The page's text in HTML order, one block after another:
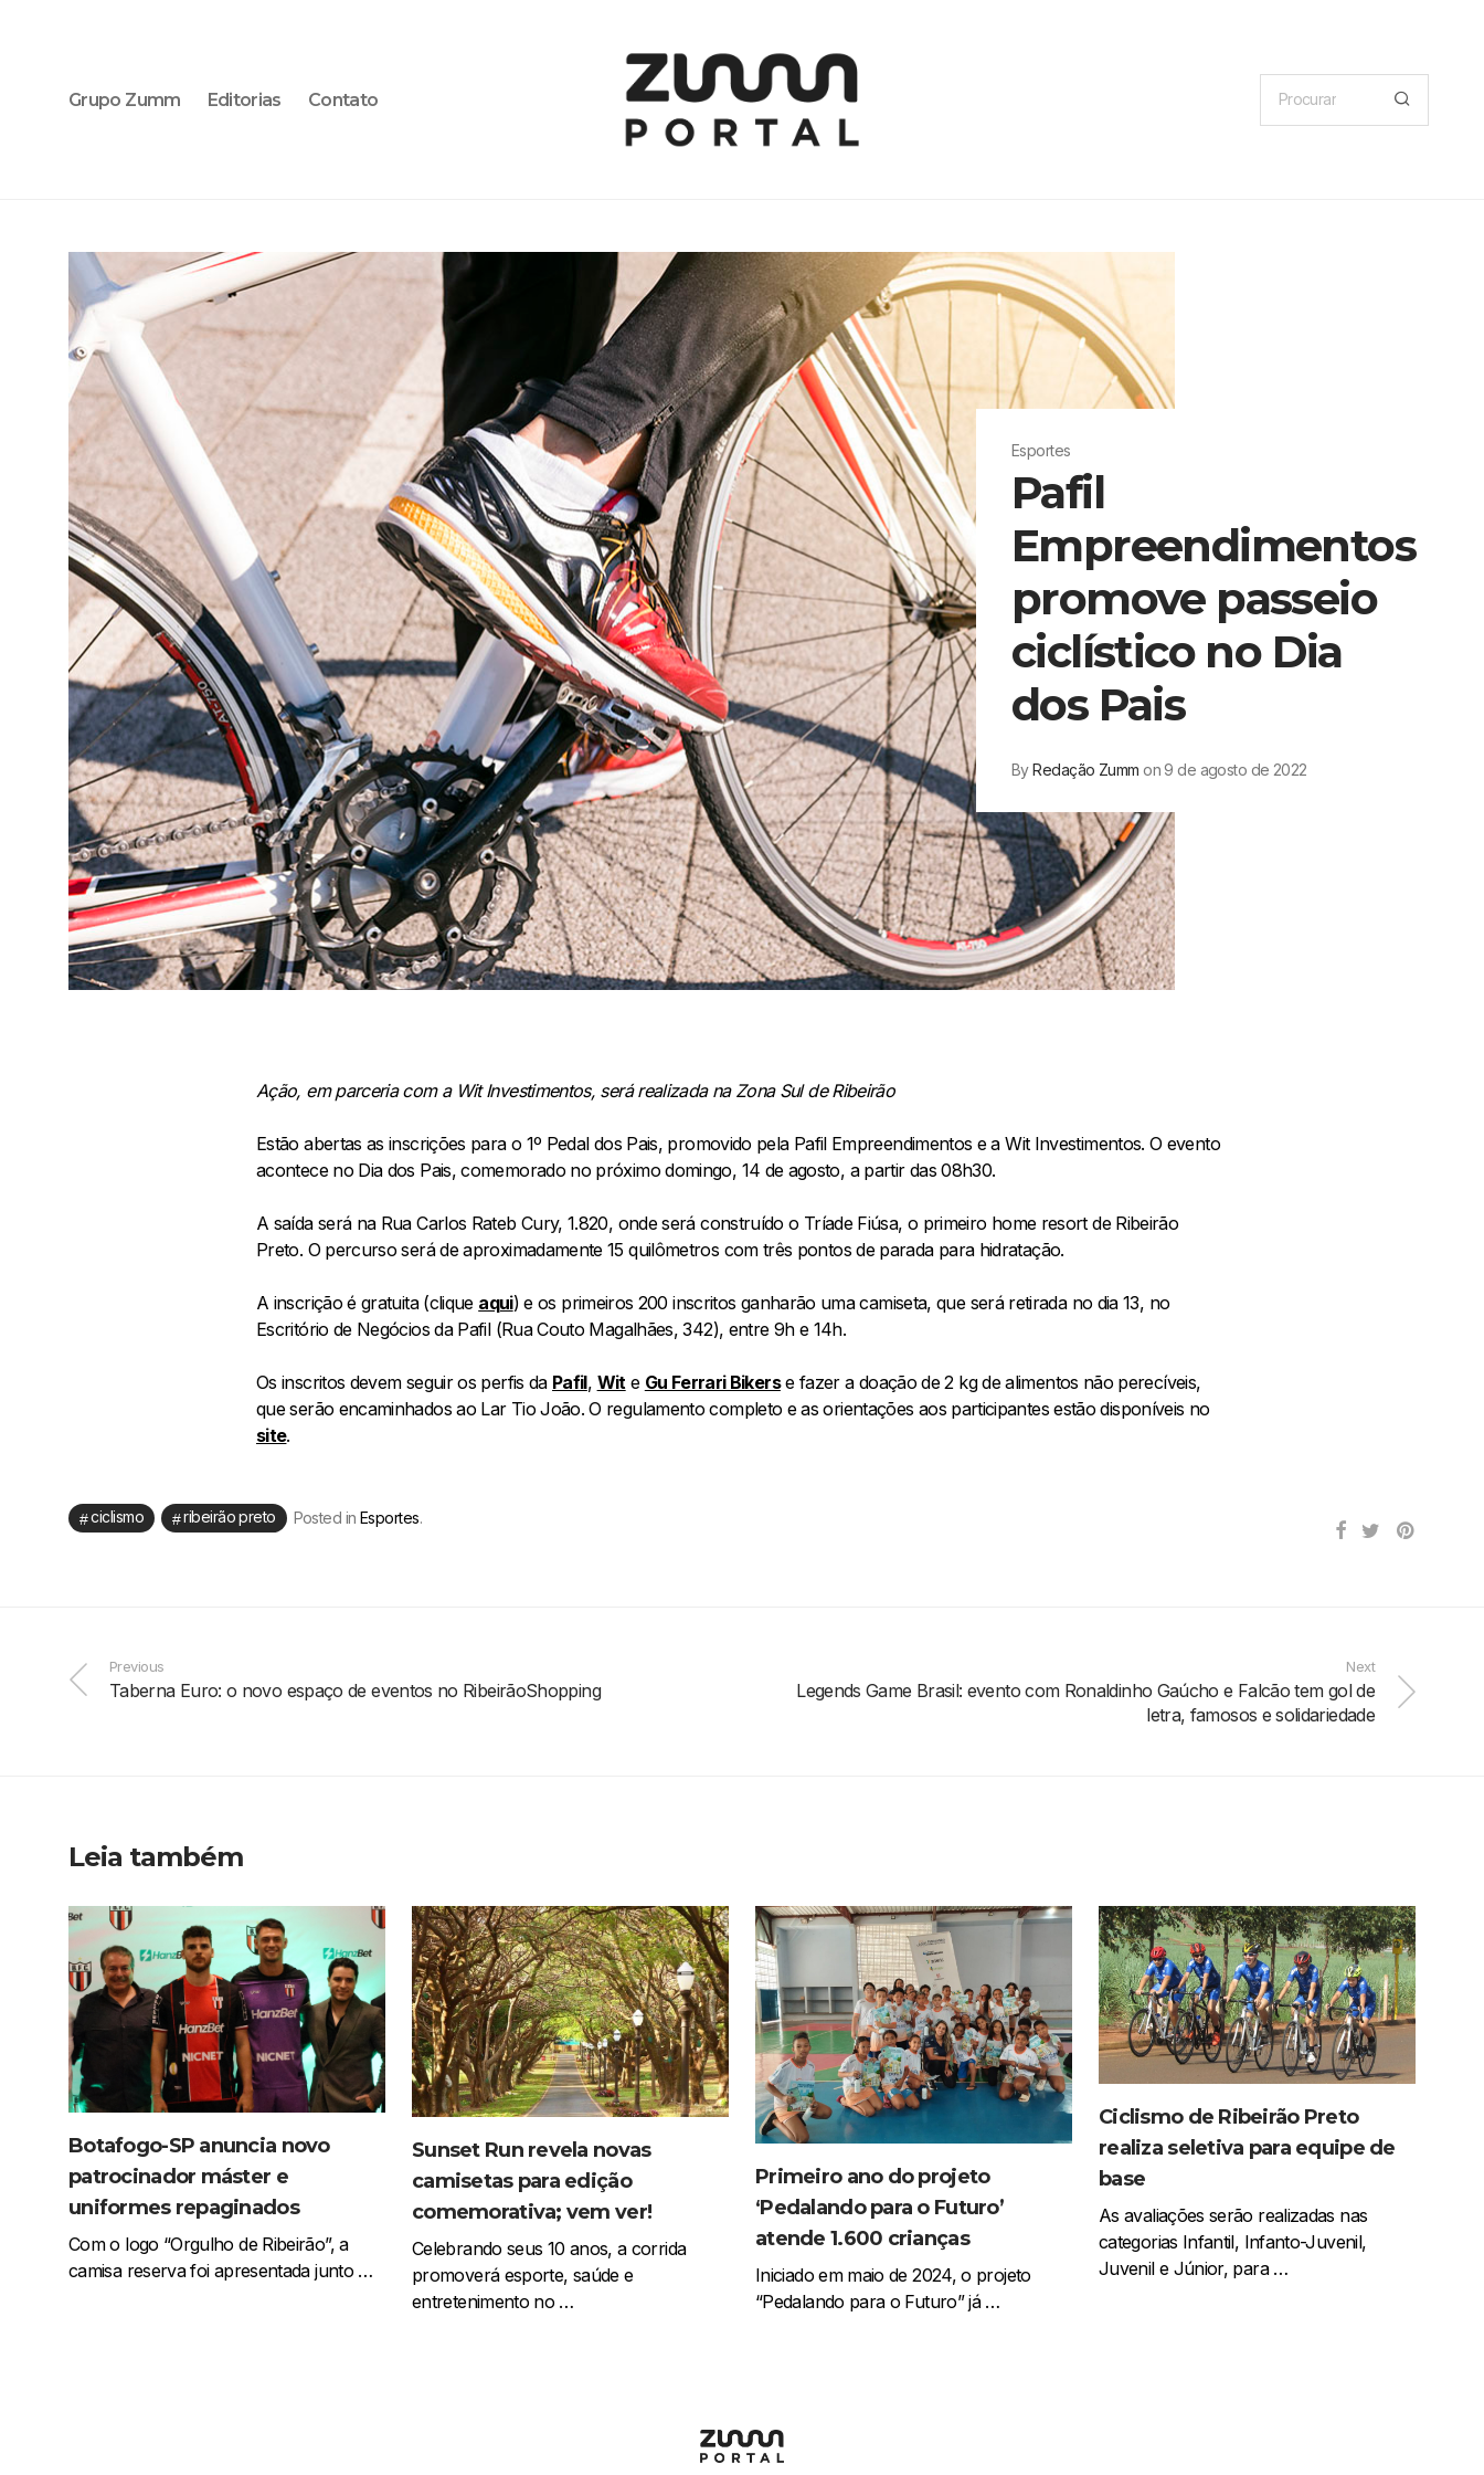
Grupo Zumm Editorias Contato
Esportes
Pafil
Empreendimentos
promove passeio
ciclístico no Dia
dos Pais
ByRedação Zumm on 9 de agosto de 2022
Ação, em parceria com a Wit Investimentos, será realizada na Zona Sul de Ribeirão
Estão abertas as inscrições para o 1º Pedal dos Pais, promovido pela Pafil Empreendimentos e a Wit Investimentos. O evento
acontece no Dia dos Pais, comemorado no próximo domingo, 14 de agosto, a partir das 08h30.
A saída será na Rua Carlos Rateb Cury, 1.820, onde será construído o Tríade Fiúsa, o primeiro home resort de Ribeirão
Preto. O percurso será de aproximadamente 15 quilômetros com três pontos de parada para hidratação.
A inscrição é gratuita (clique aqui) e os primeiros 200 inscritos ganharão uma camiseta, que será retirada no dia 13, no
Escritório de Negócios da Pafil (Rua Couto Magalhães, 342), entre 9h e 14h.
Os inscritos devem seguir os perfis da Pafil, Wite Gu Ferrari Bikerse fazer a doação de 2 kg de alimentos não perecíveis,
que serão encaminhados ao Lar Tio João. O regulamento completo e as orientações aos participantes estão disponíveis no
site.
ciclismo ribeirão preto Posted inEsportes.
Previous
Taberna Euro: o novo espaço de eventos no RibeirãoShopping
Next
Legends Game Brasil: evento com Ronaldinho Gaúcho e Falcão tem gol de
letra, famosos e solidariedade
Leia também
Botafogo-SP anuncia novo
patrocinador máster e
uniformes repaginados
Com o logo “Orgulho de Ribeirão”, a
camisa reserva foi apresentada junto …
Sunset Run revela novas
camisetas para edição
comemorativa; vem ver!
Celebrando seus 10 anos, a corrida
promoverá esporte, saúde e
entretenimento no …
Primeiro ano do projeto
‘Pedalando para o Futuro’
atende 1.600 crianças
Iniciado em maio de 2024, o projeto
“Pedalando para o Futuro” já …
Ciclismo de Ribeirão Preto
realiza seletiva para equipe de
base
As avaliações serão realizadas nas
categorias Infantil, Infanto-Juvenil,
Juvenil e Júnior, para …